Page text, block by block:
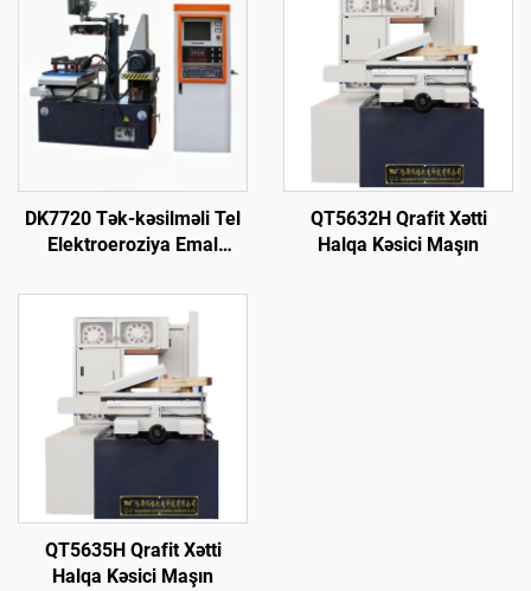
DK7720 Tək-kəsilməli Tel
Elektroeroziya Emal
QT5632H Qrafit Xətti
Halqa Kəsici Maşın
QT5635H Qrafit Xətti
Halqa Kəsici Maşın